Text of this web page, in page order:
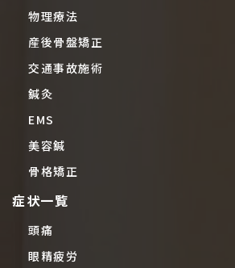
物理療法
産後骨盤矯正
交通事故施術
鍼灸
EMS
美容鍼
骨格矯正
症状一覧
頭痛
眼精疲労